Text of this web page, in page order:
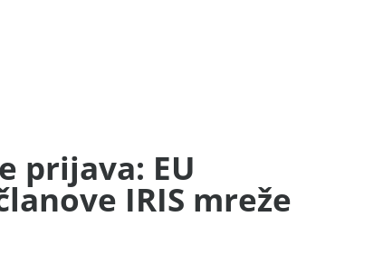
prijava: EU
IRIS mreže